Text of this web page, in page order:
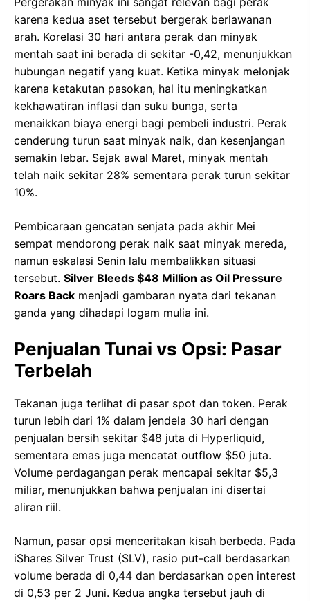
karena kedua aset tersebut bergerak berlawanan
arah. Korelasi 30 hari antara perak dan minyak
mentah saat ini berada di sekitar -0,42, menunjukkan
hubungan negatif yang kuat. Ketika minyak melonjak
karena ketakutan pasokan, hal itu meningkatkan
kekhawatiran inflasi dan suku bunga, serta
menaikkan biaya energi bagi pembeli industri. Perak
cenderung turun saat minyak naik, dan kesenjangan
semakin lebar. Sejak awal Maret, minyak mentah
telah naik sekitar 28% sementara perak turun sekitar
10%.
Pembicaraan gencatan senjata pada akhir Mei
sempat mendorong perak naik saat minyak mereda,
namun eskalasi Senin lalu membalikkan situasi
tersebut. Silver Bleeds $48 Million as Oil Pressure
Roars Back menjadi gambaran nyata dari tekanan
ganda yang dihadapi logam mulia ini.
Penjualan Tunai vs Opsi: Pasar
Terbelah
Tekanan juga terlihat di pasar spot dan token. Perak
turun lebih dari 1% dalam jendela 30 hari dengan
penjualan bersih sekitar $48 juta di Hyperliquid,
sementara emas juga mencatat outflow $50 juta.
Volume perdagangan perak mencapai sekitar $5,3
miliar, menunjukkan bahwa penjualan ini disertai
aliran riil.
Namun, pasar opsi menceritakan kisah berbeda. Pada
iShares Silver Trust (SLV), rasio put-call berdasarkan
volume berada di 0,44 dan berdasarkan open interest
di 0,53 per 2 Juni. Kedua angka tersebut jauh di